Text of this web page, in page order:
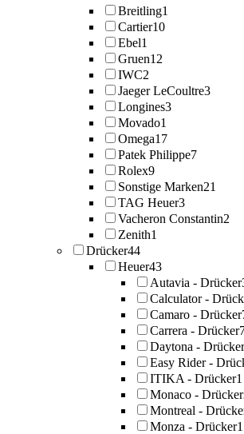
Breitling1
Cartier10
Ebel1
Gruen12
IWC2
Jaeger LeCoultre3
Longines3
Movado1
Omega17
Patek Philippe7
Rolex9
Sonstige Marken21
TAG Heuer3
Vacheron Constantin2
Zenith1
Drücker44
Heuer43
Autavia - Drücker
Calculator -
Camaro - Drücker
Carrera - Drücker
Daytona - Drücker
Easy Rider -
ITIKA - Drücker1
Monaco - Drücker
Montreal -
Monza - Drücker1